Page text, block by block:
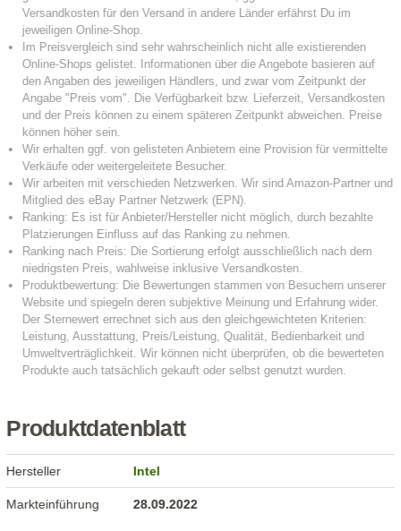
Produktdatenblatt
Hersteller Intel
Markteinführung 28.09.2022